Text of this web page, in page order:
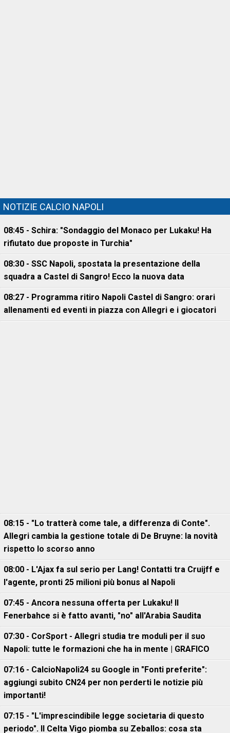
NOTIZIE CALCIO NAPOLI
08:45 - Schira: "Sondaggio del Monaco per Lukaku! Ha
rifiutato due proposte in Turchia"
08:30 - SSC Napoli, spostata la presentazione della
squadra a Castel di Sangro! Ecco la nuova data
08:27 - Programma ritiro Napoli Castel di Sangro: orari
allenamenti ed eventi in piazza con Allegri e i giocatori
08:15 - "Lo tratterà come tale, a differenza di Conte".
Allegri cambia la gestione totale di De Bruyne: la novità
rispetto lo scorso anno
08:00 - L'Ajax fa sul serio per Lang! Contatti tra Cruijff e
l'agente, pronti 25 milioni più bonus al Napoli
07:45 - Ancora nessuna offerta per Lukaku! Il
Fenerbahce si è fatto avanti, "no" all'Arabia Saudita
07:30 - CorSport - Allegri studia tre moduli per il suo
Napoli: tutte le formazioni che ha in mente | GRAFICO
07:16 - CalcioNapoli24 su Google in "Fonti preferite":
aggiungi subito CN24 per non perderti le notizie più
importanti!
07:15 - "L'imprescindibile legge societaria di questo
periodo". Il Celta Vigo piomba su Zeballos: cosa sta